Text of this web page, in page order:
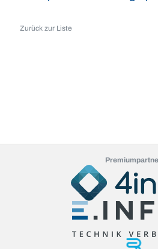
Zurück zur Liste